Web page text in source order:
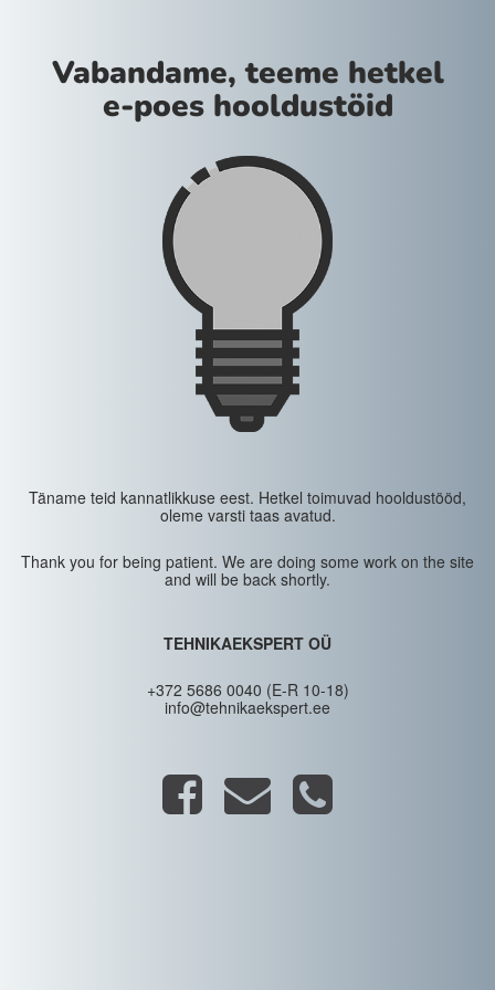
Vabandame, teeme hetkel
e-poes hooldustöid
Täname teid kannatlikkuse eest. Hetkel toimuvad hooldustööd,
oleme varsti taas avatud.
Thank you for being patient. We are doing some work on the site
and will be back shortly.
TEHNIKAEKSPERT OÜ
+372 5686 0040 (E-R 10-18)
info@tehnikaekspert.ee